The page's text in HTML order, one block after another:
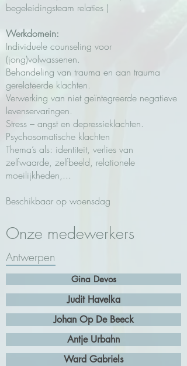
begeleidingsteam relaties )
Werkdomein:
Individuele counseling voor
(jong)volwassenen.
Behandeling van trauma en aan trauma
gerelateerde klachten.
Verwerking van niet geïntegreerde negatieve
levenservaringen.
Stress – angst en depressieklachten.
Psychosomatische klachten
Thema’s als: identiteit, verlies van
zelfwaarde, zelfbeeld, relationele
moeilijkheden,...
Beschikbaar op woensdag
Onze medewerkers
Antwerpen
Gina Devos
Judit Havelka
Johan Op De Beeck
Antje Urbahn
Ward Gabriels